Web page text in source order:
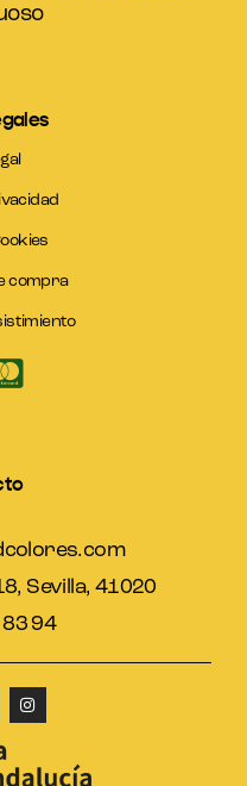
compra
Sevilla, 41020
94